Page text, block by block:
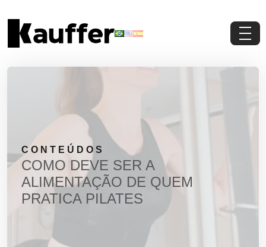
Materiais Gratuitos
Solicite um Orçamento
CONTEÚDOS
COMO DEVE SER A
ALIMENTAÇÃO DE QUEM
PRATICA PILATES